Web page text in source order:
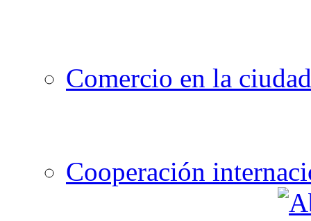
Comercio en la ciudad
Cooperación